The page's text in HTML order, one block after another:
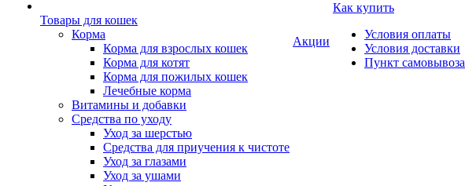
Товары для кошек
Корма
Корма для взрослых кошек
Корма для котят
Корма для пожилых кошек
Лечебные корма
Витамины и добавки
Средства по уходу
Уход за шерстью
Средства для приучения к чистоте
Уход за глазами
Уход за ушами
Акции
Как купить
Условия оплаты
Условия доставки
Пункт самовывоза